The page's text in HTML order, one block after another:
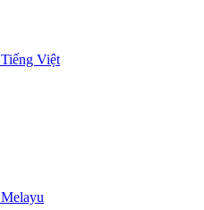
Tiếng Việt
Melayu